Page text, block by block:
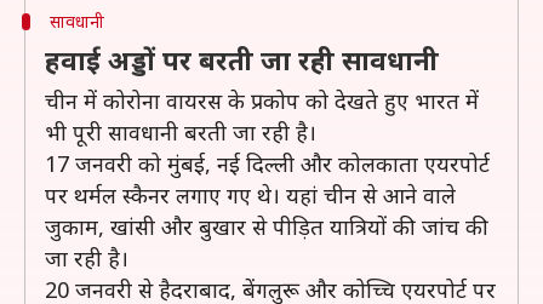
सावधानी
हवाई अड्डों पर बरती जा रही सावधानी
चीन में कोरोना वायरस के प्रकोप को देखते हुए भारत में
भी पूरी सावधानी बरती जा रही है।
17 जनवरी को मुंबई, नई दिल्ली और कोलकाता एयरपोर्ट
पर थर्मल स्कैनर लगाए गए थे। यहां चीन से आने वाले
जुकाम, खांसी और बुखार से पीड़ित यात्रियों की जांच की
जा रही है।
20 जनवरी से हैदराबाद, बेंगलुरू और कोच्चि एयरपोर्ट पर